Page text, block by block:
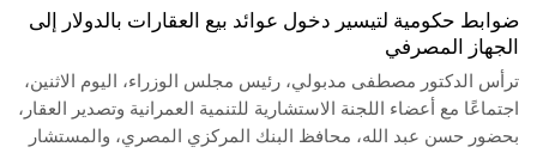
ضوابط حكومية لتيسير دخول عوائد بيع العقارات بالدولار إلى
الجهاز المصرفي
ترأس الدكتور مصطفى مدبولي، رئيس مجلس الوزراء، اليوم الاثنين،
اجتماعًا مع أعضاء اللجنة الاستشارية للتنمية العمرانية وتصدير العقار،
بحضور حسن عبد الله، محافظ البنك المركزي المصري، والمستشار